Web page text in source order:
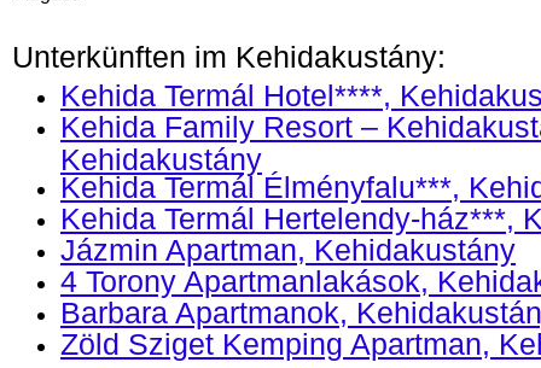
Unterkünften im Kehidakustány:
Kehida Termál Hotel****,
Kehida Family Resort –
Kehidakustány
Kehida Termál Élményfalu***,
Kehida Termál Hertelendy-ház***,
Jázmin Apartman, Kehidakustány
4 Torony Apartmanlakások,
Barbara Apartmanok,
Zöld Sziget Kemping Apartman,